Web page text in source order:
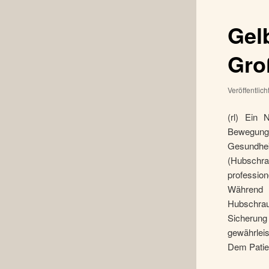
(rl) Ein
Dem